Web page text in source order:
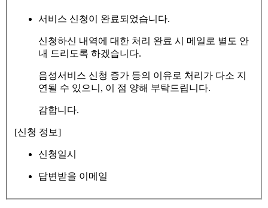
서비스 신청이 완료되었습니다.
신청하신 내역에 대한 처리 완료 시 메일로 별도 안
내 드리도록 하겠습니다.
음성서비스 신청 증가 등의 이유로 처리가 다소 지
연될 수 있으니, 이 점 양해 부탁드립니다.
감합니다.
[신청 정보]
신청일시
답변받을 이메일